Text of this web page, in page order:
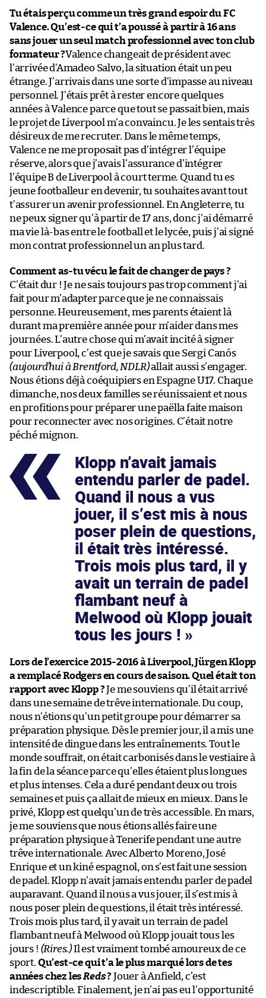
Tu étais perçu comme un très grand espoir du FC
Valence. Qu’est-ce qui t’a poussé à partir à 16 ans
sans jouer un seul match professionnel avec ton club
formateur ?Valence changeait de président avec
l’arrivée d’Amadeo Salvo, la situation était un peu
étrange. J’arrivais dans une sorte d’impasse au niveau
personnel. J’étais prêt à rester encore quelques
années à Valence parce que tout se passait bien, mais
le projet de Liverpool m’a convaincu. Je les sentais très
désireux de me recruter. Dans le même temps,
Valence ne me proposait pas d’intégrer l’équipe
réserve, alors que j’avais l’assurance d’intégrer
l’équipe B de Liverpool à court terme. Quand tu es
jeune footballeur en devenir, tu souhaites avant tout
t’assurer un avenir professionnel. En Angleterre, tu
ne peux signer qu’à partir de 17 ans, donc j’ai démarré
ma vie là-bas entre le football et le lycée, puis j’ai signé
mon contrat professionnel un an plus tard.
Comment as-tu vécu le fait de changer de pays ?
C’était dur ! Je ne sais toujours pas trop comment j’ai
fait pour m’adapter parce que je ne connaissais
personne. Heureusement, mes parents étaient là
durant ma première année pour m’aider dans mes
journées. L’autre chose qui m’avait incité à signer
pour Liverpool, c’est que je savais que Sergi Canós
(aujourd’hui à Brentford, NDLR)allait aussi s’engager.
Nous étions déjà coéquipiers en Espagne U17. Chaque
dimanche, nos deux familles se réunissaient et nous
en profitions pour préparer une paëlla faite maison
pour reconnecter avec nos origines. C’était notre
péché mignon.
Klopp n’avait jamais
entendu parler de padel.
Quand il nous a vus
jouer, il s’est mis à nous
poser plein de questions,
il était très intéressé.
Trois mois plus tard, il y
avait un terrain de padel
flambant neuf à
Melwood où Klopp jouait
tous les jours !
Lors de l’exercice 2015-2016 à Liverpool, Jürgen Klopp
a remplacé Rodgers en cours de saison. Quel était ton
rapport avec Klopp ?Je me souviens qu’il était arrivé
dans une semaine de trêve internationale. Du coup,
nous n’étions qu’un petit groupe pour démarrer sa
préparation physique. Dès le premier jour, il a mis une
intensité de dingue dans les entraînements. Tout le
monde souffrait, on était carbonisés dans le vestiaire à
la fin de la séance parce qu’elles étaient plus longues
et plus intenses. Cela a duré pendant deux ou trois
semaines et puis ça allait de mieux en mieux. Dans le
privé, Klopp est quelqu’un de très accessible. En mars,
je me souviens que nous étions allés faire une
préparation physique à Tenerife pendant une autre
trêve internationale. Avec Alberto Moreno, José
Enrique et un kiné espagnol, on s’est fait une session
de padel. Klopp n’avait jamais entendu parler de padel
auparavant. Quand il nous a vus jouer, il s’est mis à
nous poser plein de questions, il était très intéressé.
Trois mois plus tard, il y avait un terrain de padel
flambant neuf à Melwood où Klopp jouait tous les
jours ! (Rires.)Il est vraiment tombé amoureux de ce
sport. Qu’est-ce qui t’a le plus marqué lors de tes
années chez lesReds? Jouer à Anfield, c’est
indescriptible. Finalement, je n’ai pas eu l’opportunité